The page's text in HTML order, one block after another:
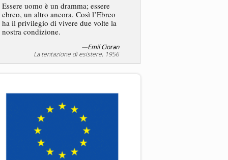
Essere uomo è un dramma; essere
ebreo, un altro ancora. Così l’Ebreo
ha il privilegio di vivere due volte la
nostra condizione.
—Emil Cioran
La tentazione di esistere, 1956